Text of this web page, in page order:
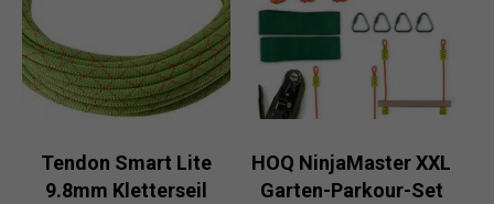
Tendon Smart Lite
9.8mm Kletterseil
HOQ NinjaMaster XXL
Garten-Parkour-Set